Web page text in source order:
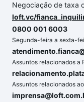
Negociação de taxa
loft.vc/
0800 001 6003
Segunda-feira a sexta-
Assuntos relacionados a
Assuntos relacionados